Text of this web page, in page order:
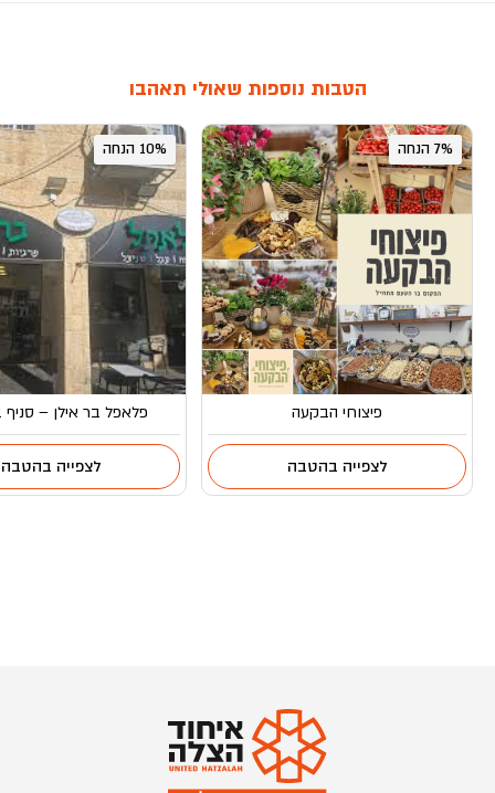
הטבות נוספות שאולי תאהבו
7% הנחה
פיצוחי הבקעה
לצפייה בהטבה
10% הנחה
פלאפל בר אילן – סניף
לצפייה בהטבה